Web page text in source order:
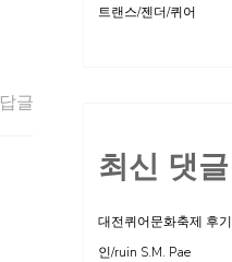
답글
트랜스/젠더/퀴어
최신 댓글
대전퀴어문화축제 후기
인/ruin S.M. Pae